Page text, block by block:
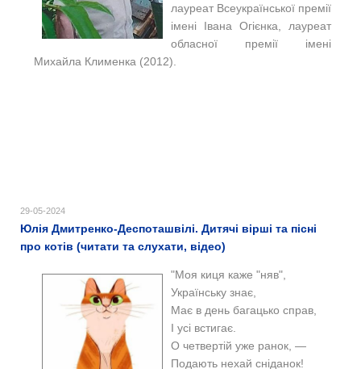
лауреат Всеукраїнської премії
імені Івана Огієнка, лауреат
обласної премії імені
Михайла Клименка (2012).
29-05-2024
Юлія Дмитренко-Деспоташвілі. Дитячі вірші та пісні
про котів (читати та слухати, відео)
"Моя киця каже "няв",
Українську знає,
Має в день багацько справ,
І усі встигає.
О четвертій уже ранок, —
Подають нехай сніданок!